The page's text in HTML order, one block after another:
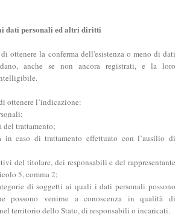
dati personali ed altri diritti
ottenere la conferma dell'esistenza o meno di dati
anche se non ancora registrati, e la loro
ottenere l’indicazione:
del trattamento;
in caso di trattamento effettuato con l’ausilio di
del titolare, dei responsabili e del rappresentante
5, comma 2;
di soggetti ai quali i dati personali possono
possono venirne a conoscenza in qualità di
territorio dello Stato, di responsabili o incaricati.